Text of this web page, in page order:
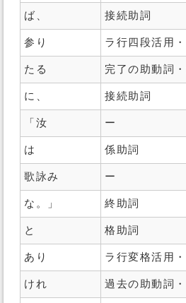
ば、 接続助詞
参り ラ行四段活用
たる 完了の助動詞
に、 接続助詞
「汝 ー
は 係助詞
歌詠み ー
な。」 終助詞
と 格助詞
あり ラ行変格活用
けれ 過去の助動詞